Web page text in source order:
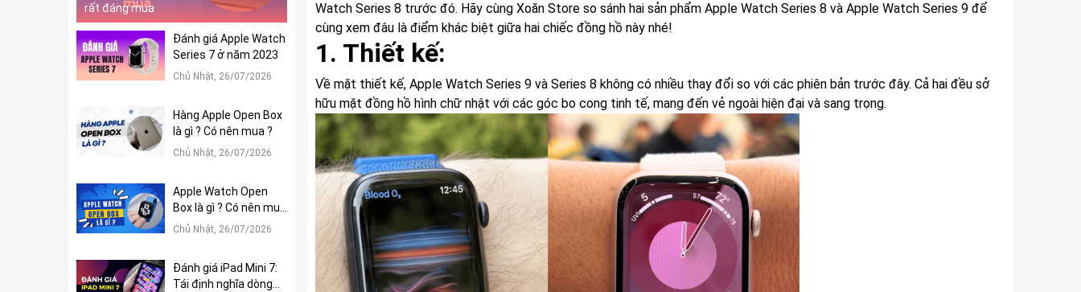
Watch Series 8 trước đó. Hãy cùng Xoăn Store so sánh hai sản phẩm Apple Watch Series 8 và Apple Watch Series 9 để
cùng xem đâu là điểm khác biệt giữa hai chiếc đồng hồ này nhé!
1. Thiết kế:
Về mặt thiết kế, Apple Watch Series 9 và Series 8 không có nhiều thay đổi so với các phiên bản trước đây. Cả hai đều sở
hữu mặt đồng hồ hình chữ nhật với các góc bo cong tinh tế, mang đến vẻ ngoài hiện đại và sang trọng.
rất đáng mua
Đánh giá Apple Watch
Series 7 ở năm 2023
Chủ Nhật, 26/07/2026
Hàng Apple Open Box
là gì ? Có nên mua ?
Chủ Nhật, 26/07/2026
Apple Watch Open
Box là gì ? Có nên mua
?
Chủ Nhật, 26/07/2026
Đánh giá iPad Mini 7:
Tái định nghĩa dòng